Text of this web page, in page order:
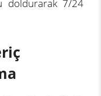
doldurarak 7/24